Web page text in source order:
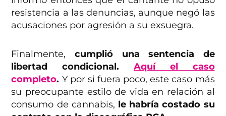
resistencia a las denuncias, aunque negó las
acusaciones por agresión a su exsuegra.
Finalmente, cumplió una sentencia de
libertad condicional. Aquí el caso
completo. Y por si fuera poco, este caso más
su preocupante estilo de vida en relación al
consumo de cannabis, le habría costado su